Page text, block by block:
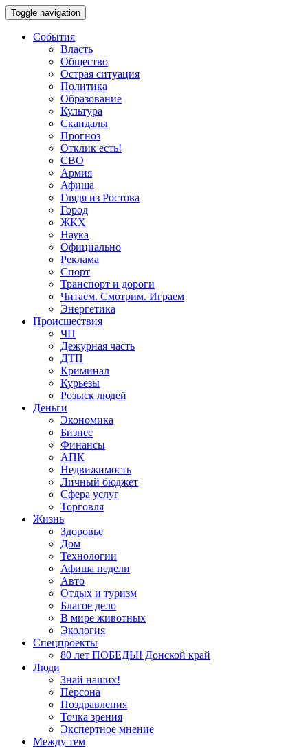
Toggle navigation
События
Власть
Общество
Острая ситуация
Политика
Образование
Культура
Скандалы
Прогноз
Отклик есть!
СВО
Армия
Афиша
Глядя из Ростова
Город
ЖКХ
Наука
Официально
Реклама
Спорт
Транспорт и дороги
Читаем. Смотрим. Играем
Энергетика
Происшествия
ЧП
Дежурная часть
ДТП
Криминал
Курьезы
Розыск людей
Деньги
Экономика
Бизнес
Финансы
АПК
Недвижимость
Личный бюджет
Сфера услуг
Торговля
Жизнь
Здоровье
Дом
Технологии
Афиша недели
Авто
Отдых и туризм
Благое дело
В мире животных
Экология
Спецпроекты
80 лет ПОБЕДЫ! Донской край
Люди
Знай наших!
Персона
Поздравления
Точка зрения
Экспертное мнение
Между тем